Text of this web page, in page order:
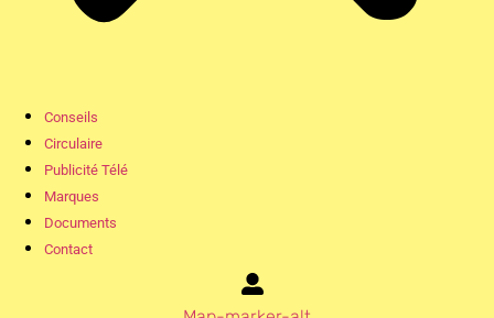
Conseils
Circulaire
Publicité Télé
Marques
Documents
Contact